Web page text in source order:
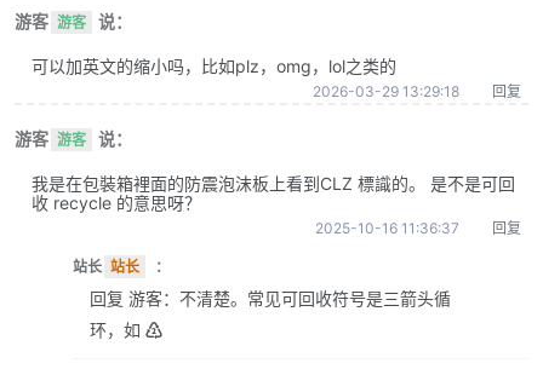
游客 游客 说：
可以加英文的缩小吗，比如plz，omg，lol之类的
2026-03-29 13:29:18 回复
游客 游客 说：
我是在包裝箱裡面的防震泡沫板上看到CLZ 標識的。 是不是可回
收 recycle 的意思呀？
2025-10-16 11:36:37 回复
站长 站长 ：
回复 游客：不清楚。常见可回收符号是三箭头循
环，如 ♴